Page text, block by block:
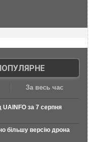
За весь час
UAINFO за 7 серпня
більшу версію дрона